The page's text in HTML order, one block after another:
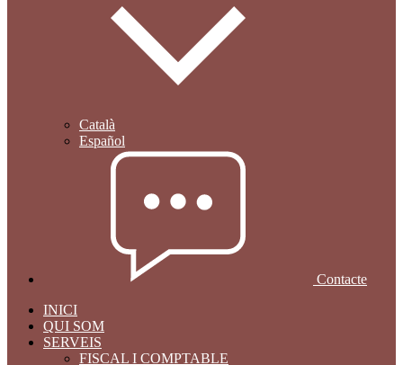
Català
Español
Contacte
INICI
QUI SOM
SERVEIS
FISCAL I COMPTABLE